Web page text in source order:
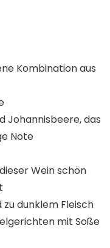
Kombination aus
Johannisbeere, das
Note
Wein schön
dunklem Fleisch
mit Soße